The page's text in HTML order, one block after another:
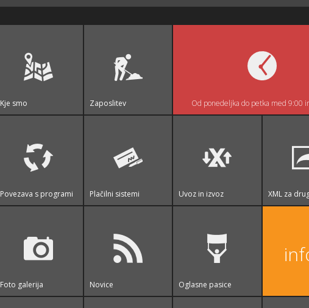
Kje smo Zaposlitev Od ponedeljka do petka med 9:00
Povezava s programi Plačilni sistemi Uvoz in izvoz XML za
Foto galerija Novice Oglasne pasice